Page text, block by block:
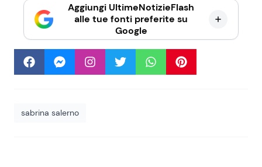
Aggiungi UltimeNotizieFlash
alle tue fonti preferite su
Google
sabrina salerno